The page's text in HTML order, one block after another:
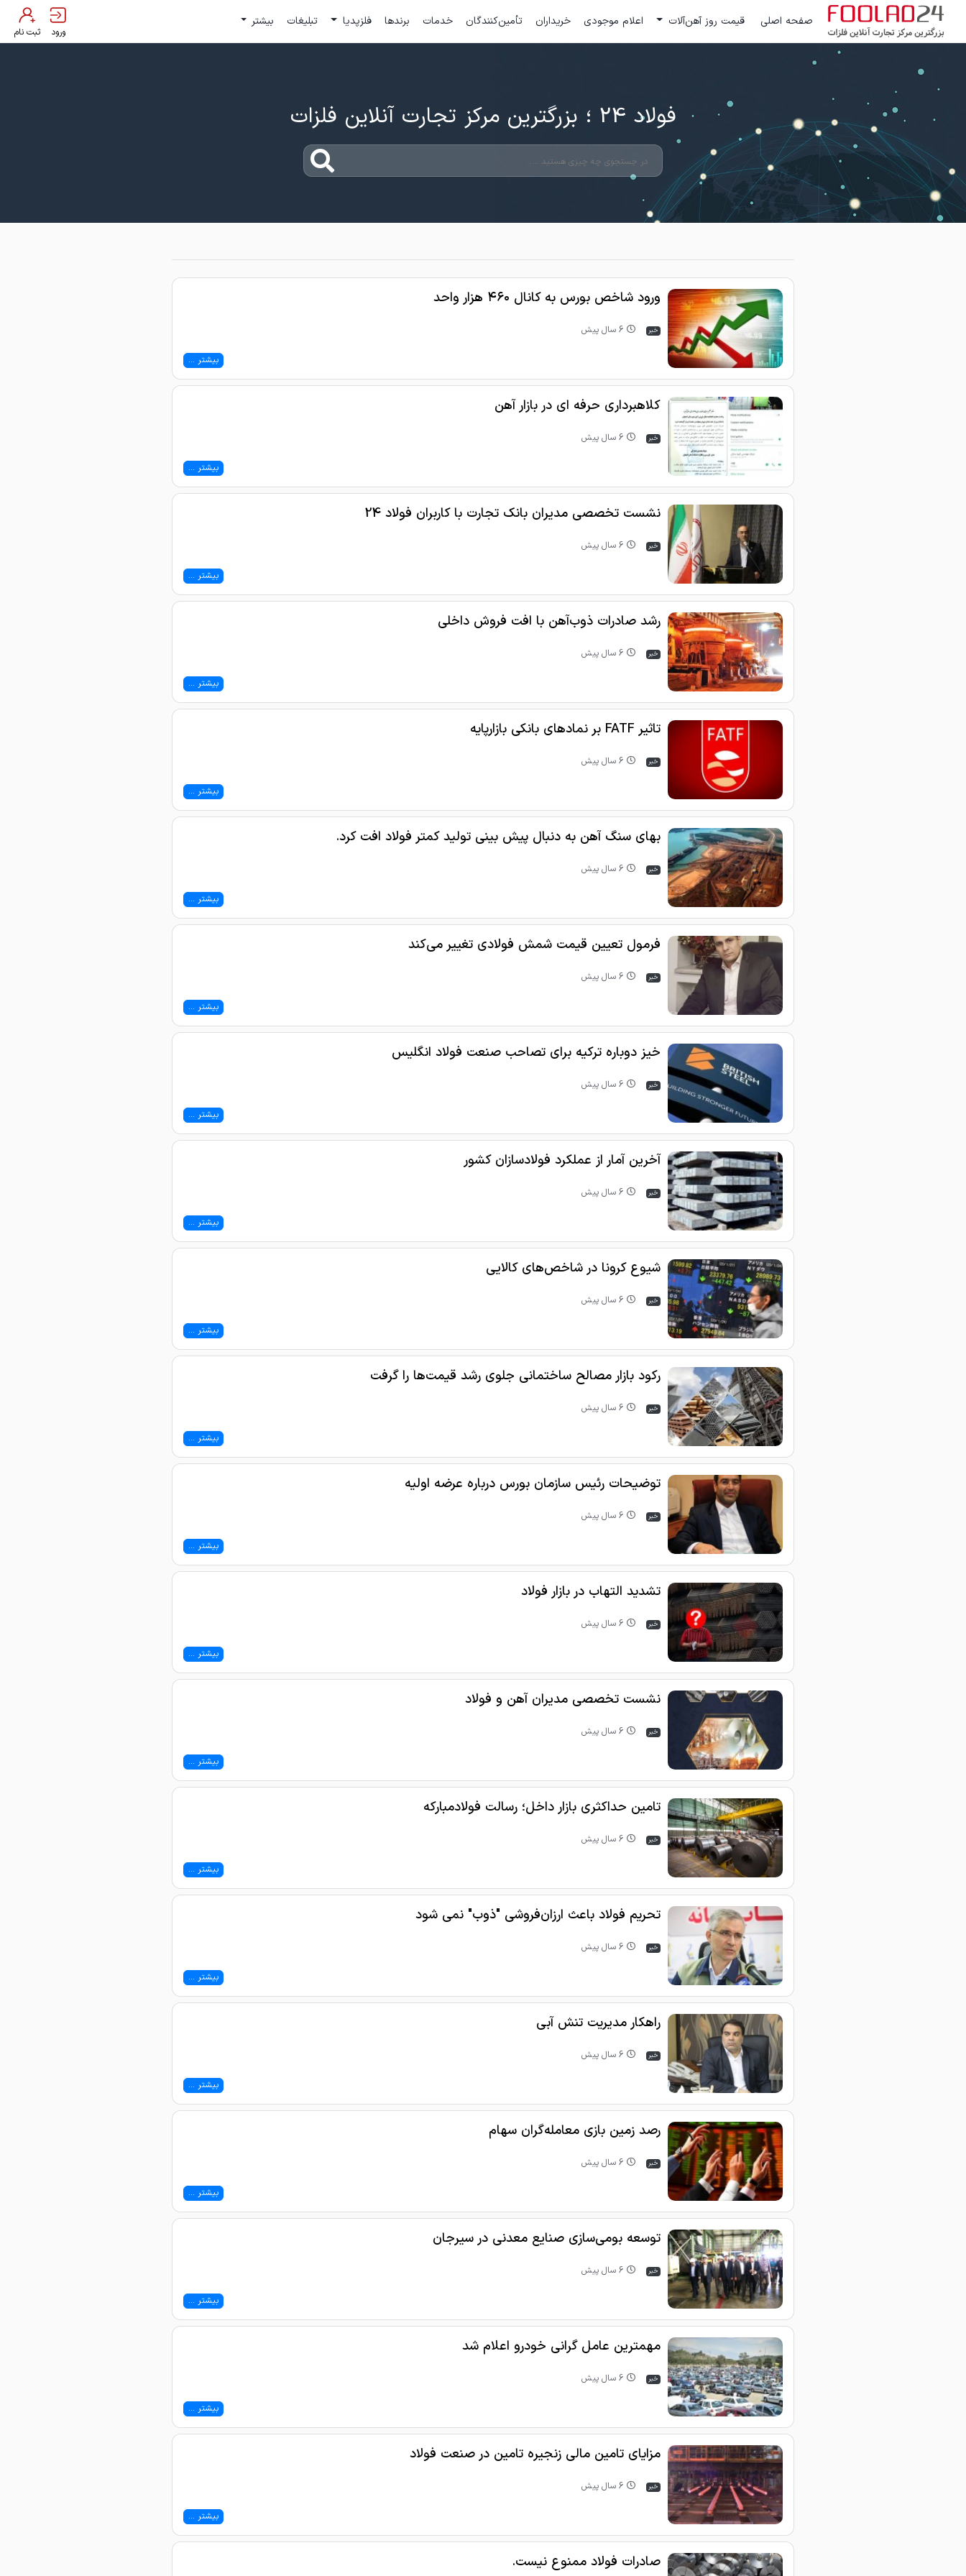
صفحه اصلی قیمت روز آهن‌آلات اعلام موجودی خریداران تأمین‌کنندگان خدمات برندها فلزپدیا تبلیغات بیشتر
ورود ثبت نام
فولاد 24 ؛ بزرگترین مرکز تجارت آنلاین فلزات
ورود شاخص بورس به کانال ۴۶۰ هزار واحد
خبر 6 سال پیش
بیشتر ...
کلاهبرداری حرفه ای در بازار آهن
خبر 6 سال پیش
بیشتر ...
نشست تخصصی مدیران بانک تجارت با کاربران فولاد 24
خبر 6 سال پیش
بیشتر ...
رشد صادرات ذوب‌آهن با افت فروش داخلی
خبر 6 سال پیش
بیشتر ...
تاثیر FATF بر نمادهای بانکی بازارپایه
خبر 6 سال پیش
بیشتر ...
بهای سنگ آهن به دنبال پیش بینی تولید کمتر فولاد افت کرد.
خبر 6 سال پیش
بیشتر ...
فرمول تعیین قیمت شمش فولادی تغییر می‌کند
خبر 6 سال پیش
بیشتر ...
خیز دوباره ترکیه برای تصاحب صنعت فولاد انگلیس
خبر 6 سال پیش
بیشتر ...
آخرین آمار از عملکرد فولادسازان کشور
خبر 6 سال پیش
بیشتر ...
شیوع کرونا در شاخص‌های کالایی
خبر 6 سال پیش
بیشتر ...
رکود بازار مصالح ساختمانی جلوی رشد قیمت‌ها را گرفت
خبر 6 سال پیش
بیشتر ...
توضیحات رئیس سازمان بورس درباره عرضه اولیه
خبر 6 سال پیش
بیشتر ...
تشدید التهاب در بازار فولاد
خبر 6 سال پیش
بیشتر ...
نشست تخصصی مدیران آهن و فولاد
خبر 6 سال پیش
بیشتر ...
تامین حداکثری بازار داخل؛ رسالت فولادمبارکه
خبر 6 سال پیش
بیشتر ...
تحریم فولاد باعث ارزان‌فروشی "ذوب" نمی شود
خبر 6 سال پیش
بیشتر ...
راهکار مدیریت تنش آبی
خبر 6 سال پیش
بیشتر ...
رصد زمین بازی معامله‌گران سهام
خبر 6 سال پیش
بیشتر ...
توسعه بومی‌سازی صنایع معدنی در سیرجان
خبر 6 سال پیش
بیشتر ...
مهمترین عامل گرانی خودرو اعلام شد
خبر 6 سال پیش
بیشتر ...
مزایای تامین مالی زنجیره تامین در صنعت فولاد
خبر 6 سال پیش
بیشتر ...
صادرات فولاد ممنوع نیست.